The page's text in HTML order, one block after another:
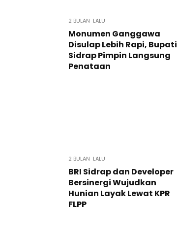
2 BULAN LALU
Monumen Ganggawa
Disulap Lebih Rapi, Bupati
Sidrap Pimpin Langsung
Penataan
2 BULAN LALU
BRI Sidrap dan Developer
Bersinergi Wujudkan
Hunian Layak Lewat KPR
FLPP